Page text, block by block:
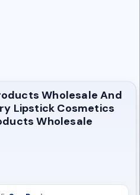
Wholesale And
Lipstick Cosmetics
Wholesale